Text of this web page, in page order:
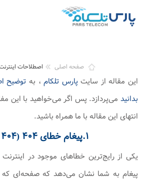
صفحه اصلی اصطلاحات
این مقاله از سایتپارس تلکام، به توضیح
بدانید می‌پردازد. پس اگر می‌خواهید با این
انتهای این مقاله با ما همراه باشید.
۱.پیغام خطای ۴۰۴ (Error ۴۰۴)
پیغام به شما نشان می‌دهد که صفحه‌ای که